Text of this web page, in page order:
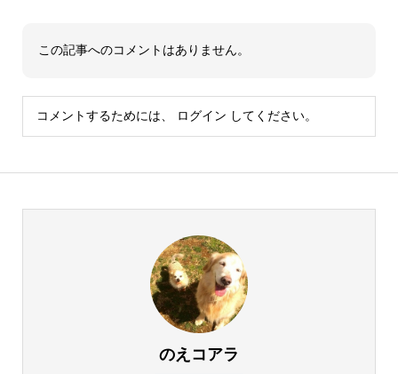
この記事へのコメントはありません。
コメントするためには、 ログイン してください。
のえコアラ